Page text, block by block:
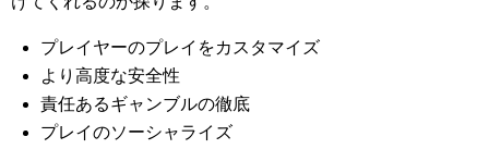
プレイヤーのプレイをカスタマイズ
より高度な安全性
責任あるギャンブルの徹底
プレイのソーシャライズ